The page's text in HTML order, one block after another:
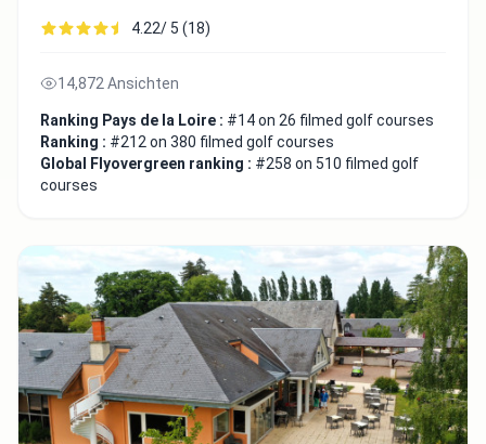
4.22/ 5 (18)
14,872 Ansichten
Ranking Pays de la Loire : #14 on 26 filmed golf courses
Ranking : #212 on 380 filmed golf courses
Global Flyovergreen ranking : #258 on 510 filmed golf
courses